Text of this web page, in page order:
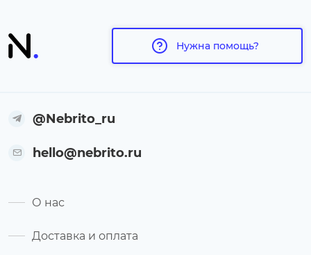
Нужна помощь?
@Nebrito_ru
hello@nebrito.ru
О нас
Доставка и оплата